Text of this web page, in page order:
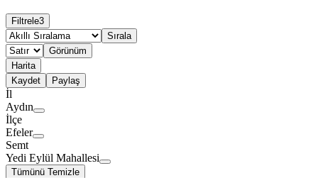
Filtrele3
Sırala
Görünüm
Harita
Kaydet
Paylaş
İl
Aydın
İlçe
Efeler
Semt
Yedi Eylül Mahallesi
Tümünü Temizle